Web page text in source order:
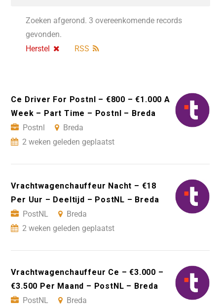
Zoeken afgerond. 3 overeenkomende records
gevonden.
Herstel
RSS
Ce Driver For Postnl – €800 – €1.000 A
Week – Part Time – Postnl – Breda
Postnl
Breda
2 weken geleden geplaatst
Vrachtwagenchauffeur Nacht – €18
Per Uur – Deeltijd – PostNL – Breda
PostNL
Breda
2 weken geleden geplaatst
Vrachtwagenchauffeur Ce – €3.000 –
€3.500 Per Maand – PostNL – Breda
PostNL
Breda